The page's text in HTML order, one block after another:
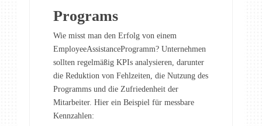
Programs
Wie misst man den Erfolg von einem
EmployeeAssistanceProgramm? Unternehmen
sollten regelmäßig KPIs analysieren, darunter
die Reduktion von Fehlzeiten, die Nutzung des
Programms und die Zufriedenheit der
Mitarbeiter. Hier ein Beispiel für messbare
Kennzahlen: